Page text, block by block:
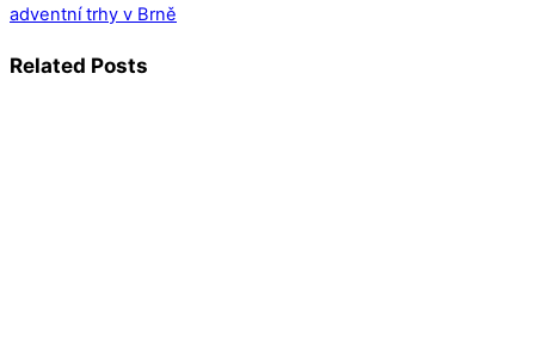
adventní trhy v Brně
Related Posts